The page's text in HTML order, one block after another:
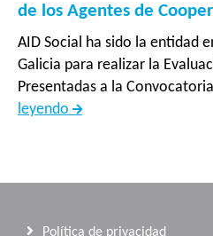
de los Agentes de
AID Social ha sido la entidad
Galicia para realizar la
Presentadas a la
leyendo Evaluación
Política de privacidad